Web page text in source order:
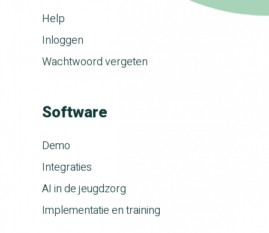
Help
Inloggen
Wachtwoord vergeten
Software
Demo
Integraties
AI in de jeugdzorg
Implementatie en training